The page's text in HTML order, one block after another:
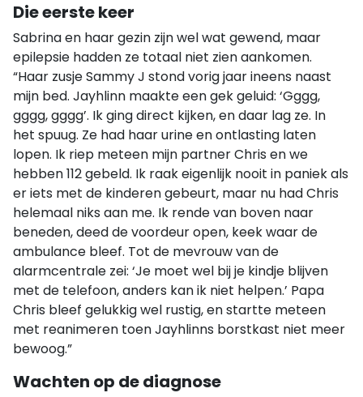
Die eerste keer
Sabrina en haar gezin zijn wel wat gewend, maar
epilepsie hadden ze totaal niet zien aankomen.
“Haar zusje Sammy J stond vorig jaar ineens naast
mijn bed. Jayhlinn maakte een gek geluid: ‘Gggg,
gggg, gggg’. Ik ging direct kijken, en daar lag ze. In
het spuug. Ze had haar urine en ontlasting laten
lopen. Ik riep meteen mijn partner Chris en we
hebben 112 gebeld. Ik raak eigenlijk nooit in paniek als
er iets met de kinderen gebeurt, maar nu had Chris
helemaal niks aan me. Ik rende van boven naar
beneden, deed de voordeur open, keek waar de
ambulance bleef. Tot de mevrouw van de
alarmcentrale zei: ‘Je moet wel bij je kindje blijven
met de telefoon, anders kan ik niet helpen.’ Papa
Chris bleef gelukkig wel rustig, en startte meteen
met reanimeren toen Jayhlinns borstkast niet meer
bewoog.”
Wachten op de diagnose